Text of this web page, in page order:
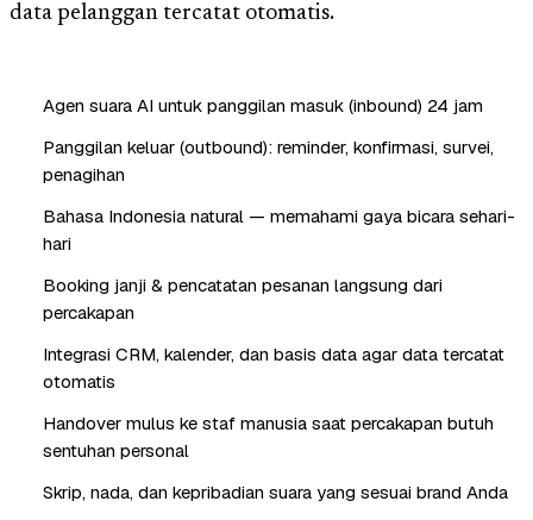
data pelanggan tercatat otomatis.
Agen suara AI untuk panggilan masuk (inbound) 24 jam
Panggilan keluar (outbound): reminder, konfirmasi, survei,
penagihan
Bahasa Indonesia natural — memahami gaya bicara sehari-
hari
Booking janji & pencatatan pesanan langsung dari
percakapan
Integrasi CRM, kalender, dan basis data agar data tercatat
otomatis
Handover mulus ke staf manusia saat percakapan butuh
sentuhan personal
Skrip, nada, dan kepribadian suara yang sesuai brand Anda